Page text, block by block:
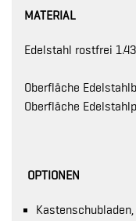
MATERIAL
Edelstahl rostfrei
Oberfläche
Oberfläche
OPTIONEN